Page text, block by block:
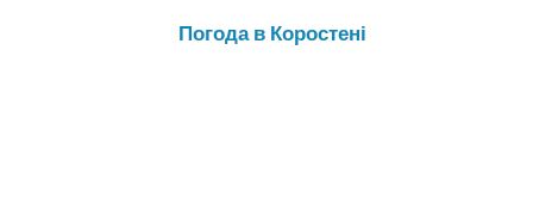
Погода в Коростені